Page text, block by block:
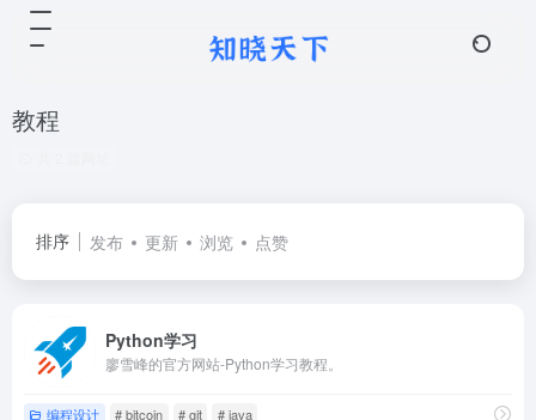
教程
排序 发布 更新 浏览 点赞
Python学习
廖雪峰的官方网站-Python学习教程。
编程设计 # bitcoin # git # java